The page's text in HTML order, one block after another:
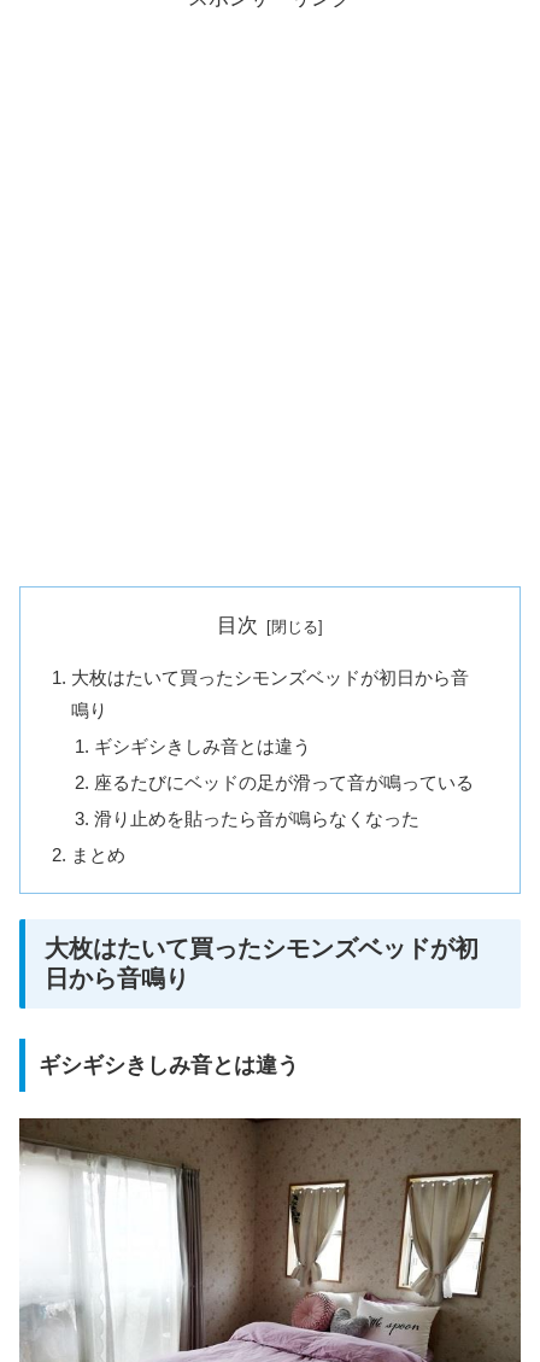
目次
大枚はたいて買ったシモンズベッドが初日から音
鳴り
ギシギシきしみ音とは違う
座るたびにベッドの足が滑って音が鳴っている
滑り止めを貼ったら音が鳴らなくなった
まとめ
大枚はたいて買ったシモンズベッドが初
日から音鳴り
ギシギシきしみ音とは違う